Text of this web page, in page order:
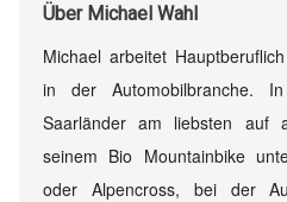
Über Michael Wahl
Michael arbeitet
in der Automobilbranche.
Saarländer am liebsten auf
seinem Bio Mountainbike
oder Alpencross, bei der